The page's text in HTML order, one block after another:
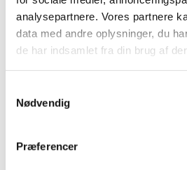
analysepartnere. Vores partnere
data med andre oplysninger, du
de har indsamlet fra din brug af
Nødvendig
Præferencer
Danske nødpas (provisoriske
ind- og udrejse.
EU-nødpas anerkendes til
Tjek på forhånd om et
rejsen anerkender et dansk
nødpas. Kontakt
at du kan blive nægtet indrejse.
Hvis du har dansk